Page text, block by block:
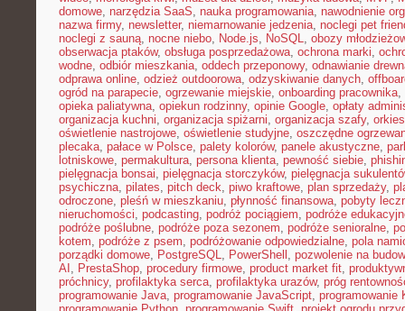
domowe, narzędzia SaaS, nauka programowania, nawodnienie
nazwa firmy, newsletter, niemarnowanie jedzenia, noclegi pet
noclegi z sauną, nocne niebo, Node.js, NoSQL, obozy
obserwacja ptaków, obsługa posprzedażowa, ochrona marki,
wodne, odbiór mieszkania, oddech przeponowy, odnawianie
odprawa online, odzież outdoorowa, odzyskiwanie danych,
ogród na parapecie, ogrzewanie miejskie, onboarding pracownika,
opieka paliatywna, opiekun rodzinny, opinie Google, opłaty
organizacja kuchni, organizacja spiżarni, organizacja szafy,
oświetlenie nastrojowe, oświetlenie studyjne, oszczędne
plecaka, pałace w Polsce, palety kolorów, panele akustyczne,
lotniskowe, permakultura, persona klienta, pewność siebie,
pielęgnacja bonsai, pielęgnacja storczyków, pielęgnacja
psychiczna, pilates, pitch deck, piwo kraftowe, plan sprzedaży,
odroczone, pleśń w mieszkaniu, płynność finansowa, pobyty
nieruchomości, podcasting, podróż pociągiem, podróże
podróże poślubne, podróże poza sezonem, podróże senioralne,
kotem, podróże z psem, podróżowanie odpowiedzialne, pola
porządki domowe, PostgreSQL, PowerShell , pozwolenie na
AI , PrestaShop, procedury firmowe, product market fit,
próchnicy, profilaktyka serca, profilaktyka urazów, próg
programowanie Java, programowanie JavaScript, programowanie